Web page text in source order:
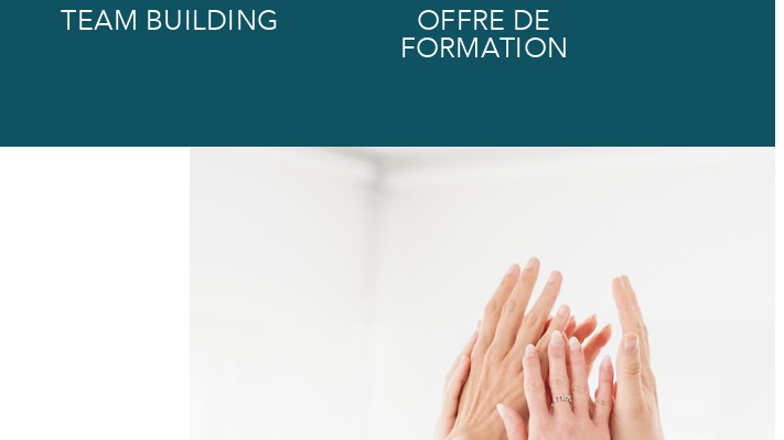
TEAM BUILDING OFFRE DE
FORMATION